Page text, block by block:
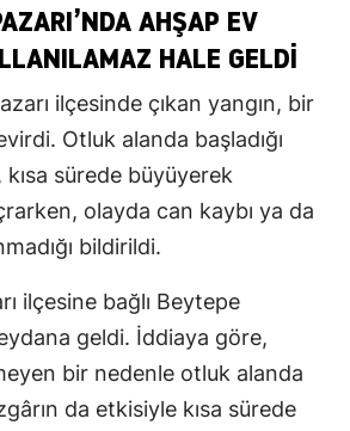
AHŞAP EV
HALE GELDI
ilçesinde çıkan yangın, bir
Otluk alanda başladığı
sürede büyüyerek
olayda can kaybı ya da
bildirildi.
ilçesine bağlı Beytepe
geldi. İddiaya göre,
bir nedenle otluk alanda
da etkisiyle kısa sürede